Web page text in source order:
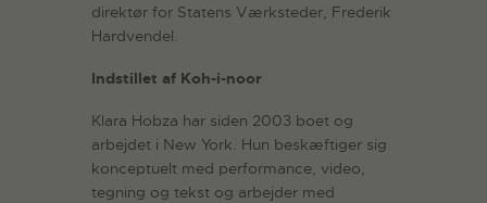
direktør for Statens Værksteder, Frederik
Hardvendel.
Indstillet af Koh-i-noor
Klara Hobza har siden 2003 boet og
arbejdet i New York. Hun beskæftiger sig
konceptuelt med performance, video,
tegning og tekst og arbejder med